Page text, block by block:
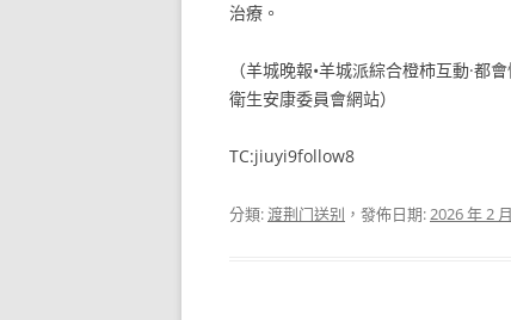
治療。
（羊城晚報•羊城派綜合橙柿互動·都
衛生安康委員會網站）
TC:jiuyi9follow8
分類:渡荆门送别 ，發佈日期:2026 年 2